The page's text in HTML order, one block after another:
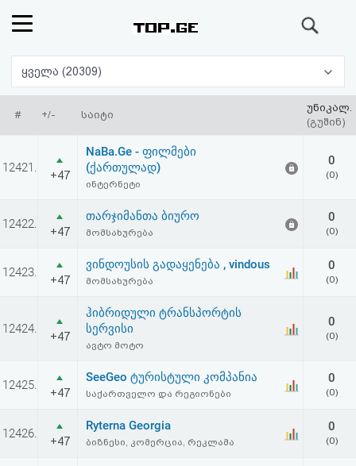
რეიტინგი
(მთავარი)
ფოსტა
კითხვა-
პასუხი
პაროლის
კოდი
ყველა (20309)
# +/- საიტი
უნიკალ.
(გუშინ)
12421.
+47
NaBa.Ge - ფილმები
(ქართულად)
ინტერნეტი
0
(0)
12422.
+47
თარჯიმანთა ბიურო
მომსახურება
0
(0)
12423.
+47
ვინდოუსის გადაყენება , vindous
მომსახურება
0
(0)
12424.
+47
ჰიბრიდული ტრანსპორტის
სერვისი
ავტო მოტო
0
(0)
12425.
+47
SeeGeo ტურისტული კომპანია
საქართველო და რეგიონები
0
(0)
12426.
+47
Ryterna Georgia
ბიზნესი, კომერცია, რეკლამა
0
(0)